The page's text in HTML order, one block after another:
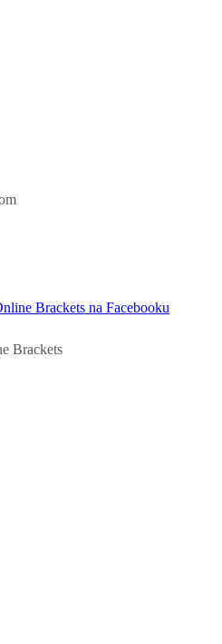
Brackets na Facebooku
Brackets